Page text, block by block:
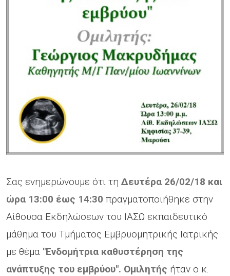
Σας ενημερώνουμε ότι τη Δευτέρα 26/02/18 και
ώρα 13:00 έως 14:30 πραγματοποιήθηκε στην
Αίθουσα Εκδηλώσεων του ΙΑΣΩ εκπαιδευτικό
μάθημα του Τμήματος Εμβρυομητρικής Ιατρικής
με θέμα "Ενδομήτρια καθυστέρηση της
ανάπτυξης του εμβρύου". Ομιλητής ήταν ο κ.